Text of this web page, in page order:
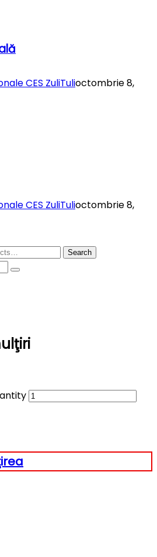
CES ZuliTulioctombrie 8,
CES ZuliTulioctombrie 8,
Search